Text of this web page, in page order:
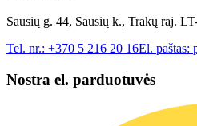
Sausių g. 44, Sausių k., Trakų raj.
Tel. nr.: +370 5 216 20 16El. paštas:
Nostra el. parduotuvės